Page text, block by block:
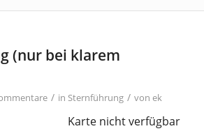
(nur bei klarem
/ in Sternführung / von ek
Karte nicht verfügbar